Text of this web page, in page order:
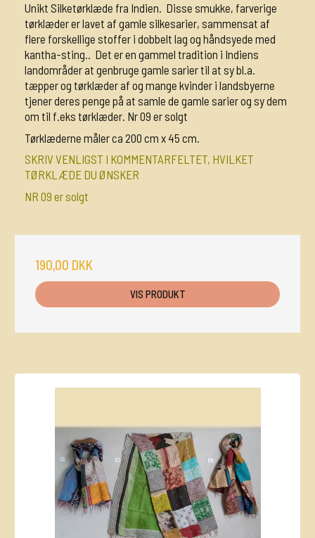
Unikt Silketørklæde fra Indien. Disse smukke, farverige
tørklæder er lavet af gamle silkesarier, sammensat af
flere forskellige stoffer i dobbelt lag og håndsyede med
kantha-sting.. Det er en gammel tradition i Indiens
landområder at genbruge gamle sarier til at sy bl.a.
tæpper og tørklæder af og mange kvinder i landsbyerne
tjener deres penge på at samle de gamle sarier og sy dem
om til f.eks tørklæder. Nr 09 er solgt
Tørklæderne måler ca 200 cm x 45 cm.
SKRIV VENLIGST I KOMMENTARFELTET, HVILKET
TØRKLÆDE DU ØNSKER
NR 09 er solgt
190,00 DKK
VIS PRODUKT